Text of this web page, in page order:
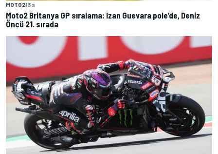
MOTO213 s
Moto2 Britanya GP sıralama: Izan Guevara pole’de, Deniz
Öncü 21. sırada